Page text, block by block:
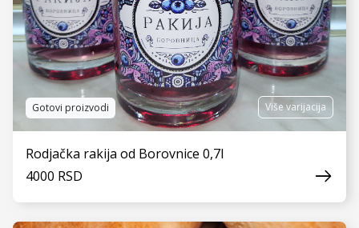
Gotovi proizvodi Više varijacija
Rodjačka rakija od Borovnice 0,7l
4000 RSD